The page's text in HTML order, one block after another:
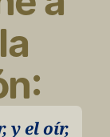
y el oír,